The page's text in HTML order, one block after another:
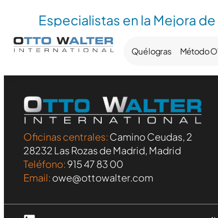
Especialistas en la Mejora
Qué logras Método
Oficinas centrales: Camino Ceudas, 2
28232 Las Rozas de Madrid, Madrid
Teléfono: 915 47 83 00
Email: owe@ottowalter.com